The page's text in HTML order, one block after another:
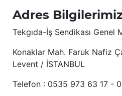
Adres
Tekgıda-İş Sendikası Genel
Konaklar Mah. Faruk Nafiz
Levent / İSTANBUL
Telefon : 0535 973 63 17 -